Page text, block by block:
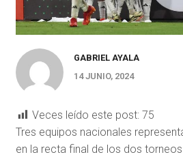
GABRIEL AYALA
14 JUNIO, 2024
Veces leído este post: 75
Tres equipos nacionales
en la recta final de los dos